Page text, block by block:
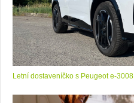
Letní dostaveníčko s Peugeot e-3008